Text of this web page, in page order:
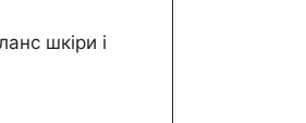
шкіри і